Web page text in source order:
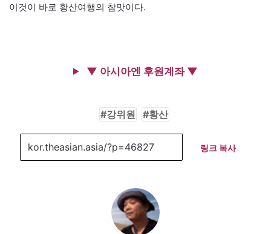
이것이 바로 황산여행의 참맛이다.
▼ 아시아엔 후원계좌 ▼
강위원 황산
링크 복사